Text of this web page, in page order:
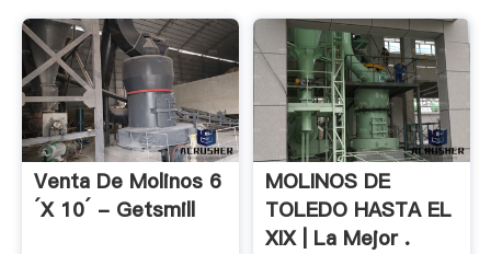
Venta De Molinos 6
´x 10´ - Getsmill
MOLINOS DE
TOLEDO HASTA EL
XIX | La Mejor .